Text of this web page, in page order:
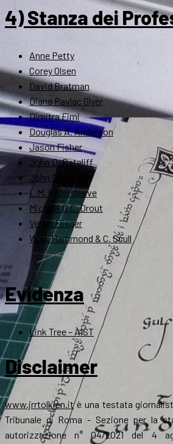
4) Stanza dei
Anne Petty
Corey Olsen
David Bratman
Diana Pavlac Glyer
Dimitra Fimi
Douglas A. Anderson
Jason Fisher
John D. Rateliff
John Garth
L.M. Gildersleeve
Michael D.C. Drout
Verlyn Flieger
W. G. Hammond & C. Scull
Evidenza
Link Tree – AIST
Disclaimer
www.jrrtolkien.itè una testata
Tribunale di Roma - Sezione per la
autorizzazione n° 04/2021 del 4